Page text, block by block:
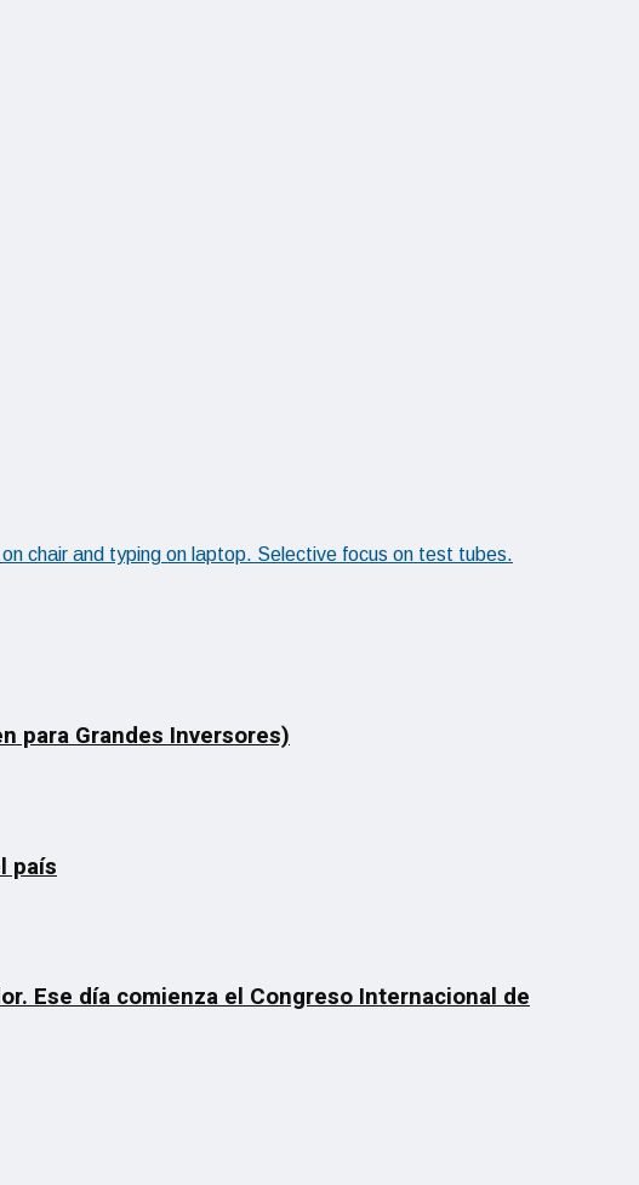
para Grandes Inversores)
país
Ese día comienza el Congreso Internacional de